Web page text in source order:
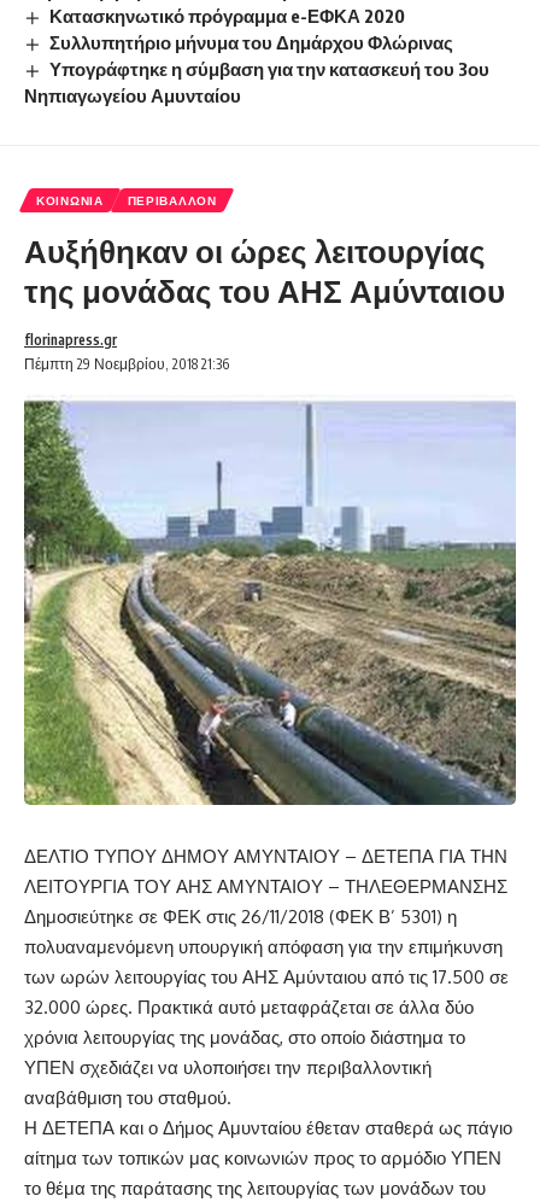
Κατασκηνωτικό πρόγραμμα e-ΕΦΚΑ 2020
Συλλυπητήριο μήνυμα του Δημάρχου Φλώρινας
Υπογράφτηκε η σύμβαση για την κατασκευή του 3ου
Νηπιαγωγείου Αμυνταίου
ΚΟΙΝΩΝΊΑ ΠΕΡΙΒΆΛΛΟΝ
Αυξήθηκαν οι ώρες λειτουργίας
της μονάδας του ΑΗΣ Αμύνταιου
Πέμπτη 29 Νοεμβρίου, 2018 21:36
florinapress.gr
ΔΕΛΤΙΟ ΤΥΠΟΥ ΔΗΜΟΥ ΑΜΥΝΤΑΙΟΥ – ΔΕΤΕΠΑ ΓΙΑ ΤΗΝ
ΛΕΙΤΟΥΡΓΙΑ ΤΟΥ ΑΗΣ ΑΜΥΝΤΑΙΟΥ – ΤΗΛΕΘΕΡΜΑΝΣΗΣ
Δημοσιεύτηκε σε ΦΕΚ στις 26/11/2018 (ΦΕΚ Β’ 5301) η
πολυαναμενόμενη υπουργική απόφαση για την επιμήκυνση
των ωρών λειτουργίας του ΑΗΣ Αμύνταιου από τις 17.500 σε
32.000 ώρες. Πρακτικά αυτό μεταφράζεται σε άλλα δύο
χρόνια λειτουργίας της μονάδας, στο οποίο διάστημα το
ΥΠΕΝ σχεδιάζει να υλοποιήσει την περιβαλλοντική
αναβάθμιση του σταθμού.
Η ΔΕΤΕΠΑ και ο Δήμος Αμυνταίου έθεταν σταθερά ως πάγιο
αίτημα των τοπικών μας κοινωνιών προς το αρμόδιο ΥΠΕΝ
το θέμα της παράτασης της λειτουργίας των μονάδων του